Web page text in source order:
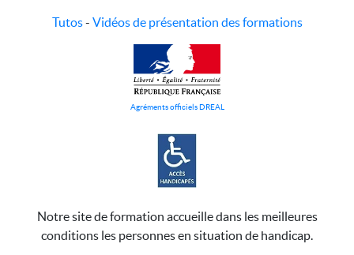
Tutos- Vidéos de présentation des formations
Agréments officiels DREAL
Notre site de formation accueille dans les meilleures
conditions les personnes en situation de handicap.